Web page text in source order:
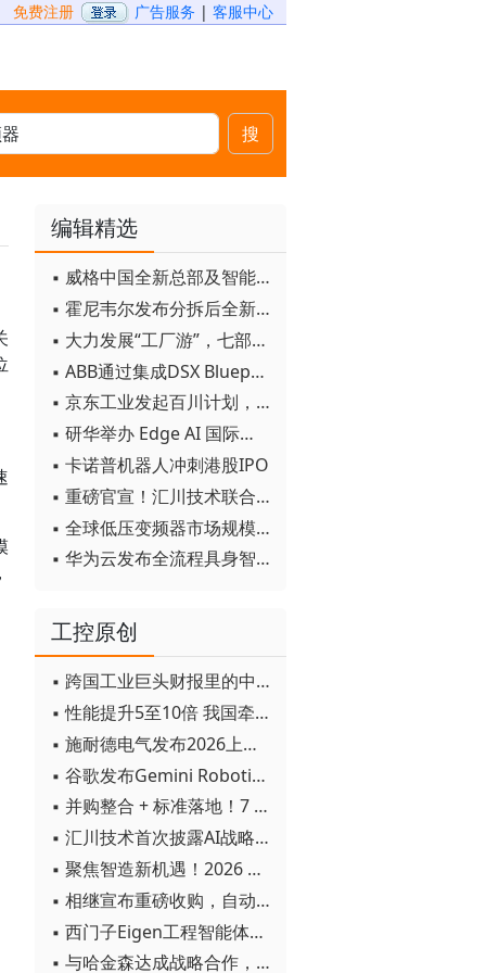
免费注册 广告服务 | 客服中心
搜
编辑精选
▪ 威格中国全新总部及智能工厂启用
▪ 霍尼韦尔发布分拆后全新品牌：霍尼韦尔科技与霍尼韦尔航空航天
▪ 大力发展“工厂游”，七部门联合发文！
▪ ABB通过集成DSX Blueprint AI基础设施，扩大与英伟达的合作
▪ 京东工业发起百川计划， 构建工业大模型新生态
▪ 研华举办 Edge AI 国际论坛
▪ 卡诺普机器人冲刺港股IPO
▪ 重磅官宣！汇川技术联合发起 D12 联盟，开创产教融合新范式
▪ 全球低压变频器市场规模2030年将超170亿美元
▪ 华为云发布全流程具身智能开发平台CloudRobo
工控原创
▪ 跨国工业巨头财报里的中国成绩单
▪ 性能提升5至10倍 我国牵头制定的WiTSnet工业以太网国际标准正式发布
▪ 施耐德电气发布2026上半年可持续发展成绩单 "Impact 2030"路线图开局稳健
▪ 谷歌发布Gemini Robotics 2模型 实现人形机器人全身智能控制突破
▪ 并购整合 + 标准落地！7 月工业自动化产业动态速递
▪ 汇川技术首次披露AI战略进展：从两个方面推动“AI业务化”落地
▪ 聚焦智造新机遇！2026 青岛数字化及智能制造技术论坛圆满落幕
▪ 相继宣布重磅收购，自动化巨头新一轮并购潮剑指何方？
▪ 西门子Eigen工程智能体落地中国，工业AI跨越物理世界“确定性”拐点
▪ 与哈金森达成战略合作，乐聚机器人何以持续获得工业巨头青睐？